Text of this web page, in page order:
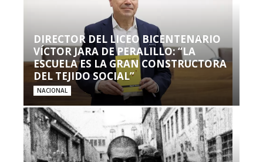
DIRECTOR DEL LICEO BICENTENARIO
VÍCTOR JARA DE PERALILLO: “LA
ESCUELA ES LA GRAN CONSTRUCTORA
DEL TEJIDO SOCIAL”
NACIONAL